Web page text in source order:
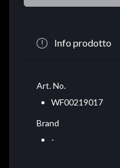
Info prodotto
Art. No.
WF00219017
Brand
-